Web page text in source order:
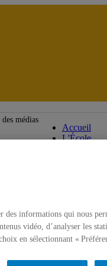
médias
Accueil
L'École
informations qui nous
vidéo, d’analyser les
en sélectionnant «